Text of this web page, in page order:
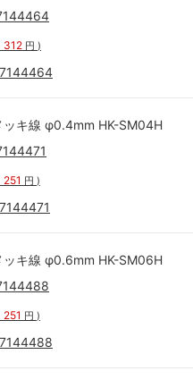
312 円 )
ッキ線 φ0.4mm HK-SM04H
251 円 )
ッキ線 φ0.6mm HK-SM06H
251 円 )